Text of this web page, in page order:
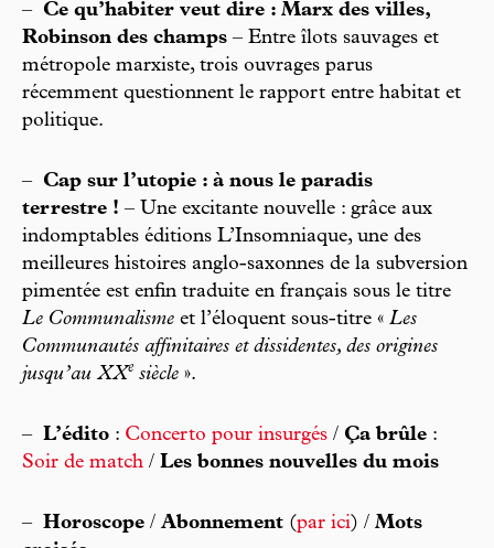
–
Ce qu’habiter veut dire : Marx des villes,
Robinson des champs – Entre îlots sauvages et
métropole marxiste, trois ouvrages parus
récemment questionnent le rapport entre habitat et
politique.
–
Cap sur l’utopie : à nous le paradis
terrestre ! – Une excitante nouvelle : grâce aux
indomptables éditions L’Insomniaque, une des
meilleures histoires anglo-saxonnes de la subversion
pimentée est enfin traduite en français sous le titre
Le Communalisme et l’éloquent sous-titre « Les
Communautés affinitaires et dissidentes, des origines
jusqu’au XXe siècle ».
– L’édito : Concerto pour insurgés / Ça brûle :
Soir de match / Les bonnes nouvelles du mois
– Horoscope / Abonnement (par ici) / Mots